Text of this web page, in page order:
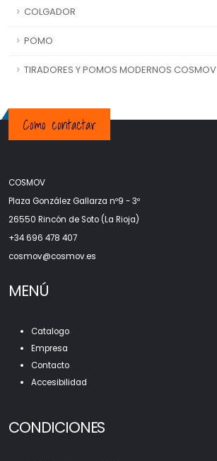
COLGADOR
POMO
TIRADORES Y POMOS MODERNOS COSMOV
Como contactar
COSMOV
Plaza González Gallarza nº9 - 3º
26550 Rincón de Soto (La Rioja)
+34 696 478 407
cosmov@cosmov.es
MENÚ
Catalogo
Empresa
Contacto
Accesibilidad
CONDICIONES